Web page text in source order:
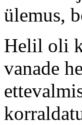
ülemus,
Helil oli
vanade